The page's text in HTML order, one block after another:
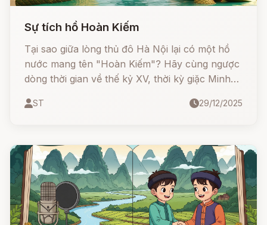
Sự tích hồ Hoàn Kiếm
Tại sao giữa lòng thủ đô Hà Nội lại có một hồ
nước mang tên "Hoàn Kiếm"? Hãy cùng ngược
dòng thời gian về thế kỷ XV, thời kỳ giặc Minh
gươm dưới lưới đánh cá của Lê Thận đến chiếc
giang sơn
ST 29/12/2025